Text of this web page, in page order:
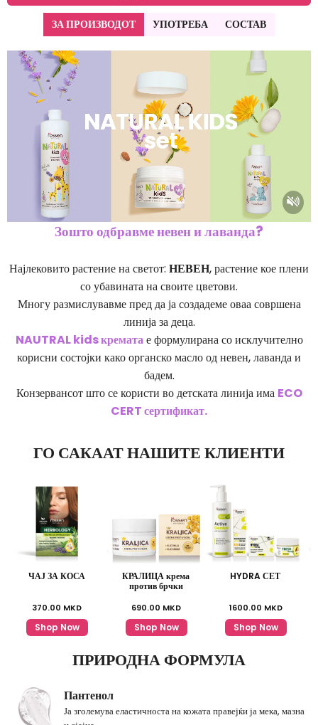
ЗА ПРОИЗВОДОТ УПОТРЕБА СОСТАВ
Зошто одбравме невен и лаванда?
Најлековито растение на светот: НЕВЕН, растение кое плени
со убавината на своите цветови.
Многу размислувавме пред да ја создадеме оваа совршена
линија за деца.
NAUTRAL kids крематае формулирана со исклучително
корисни состојки како органско масло од невен, лаванда и
бадем.
Конзервансот што се користи во детската линија има ECO
CERT сертификат.
ГО САКААТ НАШИТЕ КЛИЕНТИ
ЧАЈ ЗА КОСА
370.00 MKD
Shop Now
КРАЛИЦА крема
против брчки
690.00 MKD
Shop Now
HYDRA СЕТ
1600.00 MKD
Shop Now
ПРИРОДНА ФОРМУЛА
Пантенол
Ја зголемува еластичноста на кожата правејќи ја мека, мазна